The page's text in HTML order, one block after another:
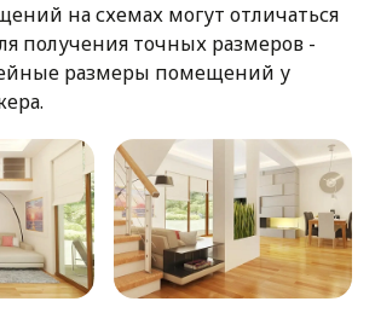
на схемах могут отличаться
получения точных размеров -
размеры помещений у